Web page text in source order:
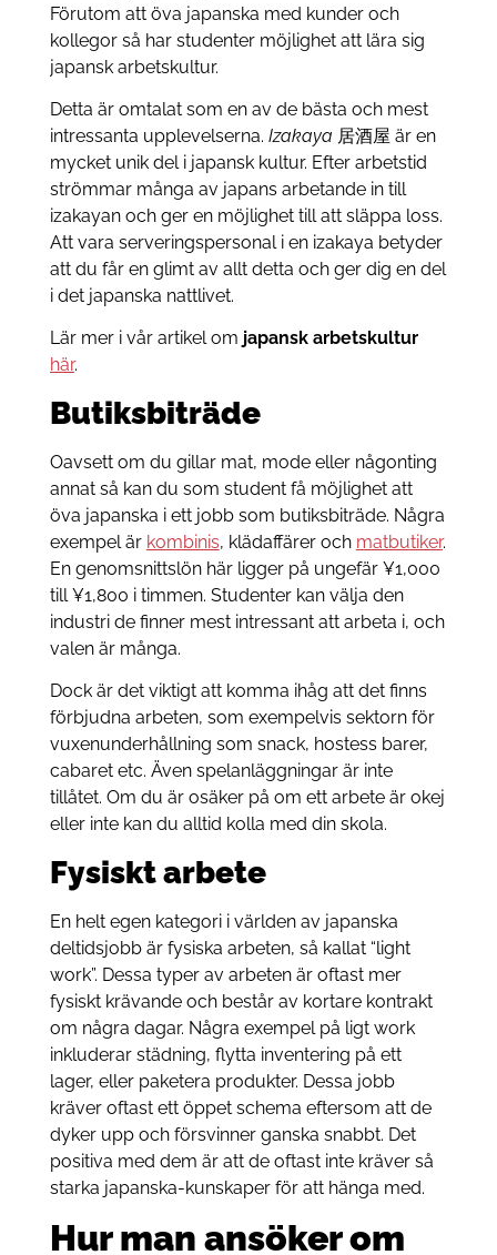
Förutom att öva japanska med kunder och
kollegor så har studenter möjlighet att lära sig
japansk arbetskultur.
Detta är omtalat som en av de bästa och mest
intressanta upplevelserna. Izakaya 居酒屋 är en
mycket unik del i japansk kultur. Efter arbetstid
strömmar många av japans arbetande in till
izakayan och ger en möjlighet till att släppa loss.
Att vara serveringspersonal i en izakaya betyder
att du får en glimt av allt detta och ger dig en del
i det japanska nattlivet.
Lär mer i vår artikel om japansk arbetskultur
här.
Butiksbiträde
Oavsett om du gillar mat, mode eller någonting
annat så kan du som student få möjlighet att
öva japanska i ett jobb som butiksbiträde. Några
exempel är kombinis, klädaffärer och matbutiker.
En genomsnittslön här ligger på ungefär ¥1,000
till ¥1,800 i timmen. Studenter kan välja den
industri de finner mest intressant att arbeta i, och
valen är många.
Dock är det viktigt att komma ihåg att det finns
förbjudna arbeten, som exempelvis sektorn för
vuxenunderhållning som snack, hostess barer,
cabaret etc. Även spelanläggningar är inte
tillåtet. Om du är osäker på om ett arbete är okej
eller inte kan du alltid kolla med din skola.
Fysiskt arbete
En helt egen kategori i världen av japanska
deltidsjobb är fysiska arbeten, så kallat “light
work”. Dessa typer av arbeten är oftast mer
fysiskt krävande och består av kortare kontrakt
om några dagar. Några exempel på ligt work
inkluderar städning, flytta inventering på ett
lager, eller paketera produkter. Dessa jobb
kräver oftast ett öppet schema eftersom att de
dyker upp och försvinner ganska snabbt. Det
positiva med dem är att de oftast inte kräver så
starka japanska-kunskaper för att hänga med.
Hur man ansöker om